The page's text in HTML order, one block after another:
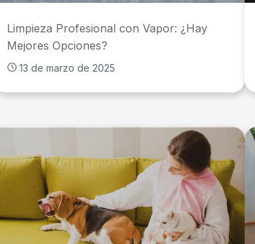
Limpieza Profesional con Vapor: ¿Hay
Mejores Opciones?
13 de marzo de 2025